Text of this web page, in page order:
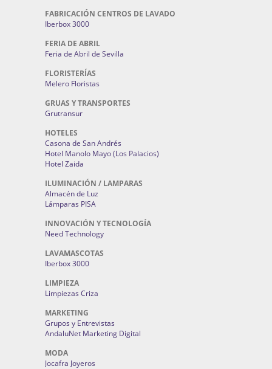
FABRICACIÓN CENTROS DE LAVADO
Iberbox 3000
FERIA DE ABRIL
Feria de Abril de Sevilla
FLORISTERÍAS
Melero Floristas
GRUAS Y TRANSPORTES
Grutransur
HOTELES
Casona de San Andrés
Hotel Manolo Mayo (Los Palacios)
Hotel Zaida
ILUMINACIÓN / LAMPARAS
Almacén de Luz
Lámparas PISA
INNOVACIÓN Y TECNOLOGÍA
Need Technology
LAVAMASCOTAS
Iberbox 3000
LIMPIEZA
Limpiezas Criza
MARKETING
Grupos y Entrevistas
AndaluNet Marketing Digital
MODA
Jocafra Joyeros